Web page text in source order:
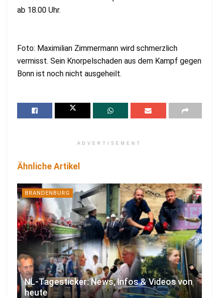
ab 18.00 Uhr.
Foto: Maximilian Zimmermann wird schmerzlich
vermisst. Sein Knorpelschaden aus dem Kampf gegen
Bonn ist noch nicht ausgeheilt.
ADVERTISEMENT
Ähnliche Artikel
BRANDENBURG
NL-Tagesticker: News, Infos & Videos von
heute